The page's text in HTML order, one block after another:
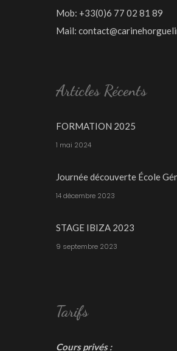
Mob: +33(0)6 77 02 81 89
Mail:
Articles Récents
FORMATION 2025
1 mai 2024
Journée découverte École
14 décembre 2023
STAGE IBIZA 2023
9 septembre 2023
Tarifs
Cours privés :